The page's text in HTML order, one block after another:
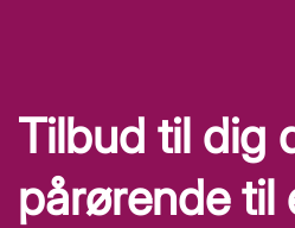
Tilbud til dig
pårørende til